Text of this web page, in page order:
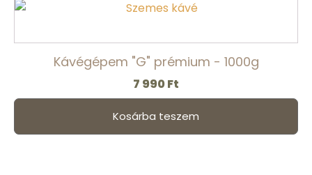
Kávégépem "G" prémium - 1000g
7 990Ft
Kosárba teszem